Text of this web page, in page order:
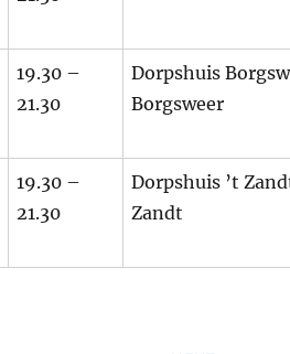
19.30 –
21.30
Dorpshuis
Borgsweer
19.30 –
21.30
Dorpshuis ’t
Zandt